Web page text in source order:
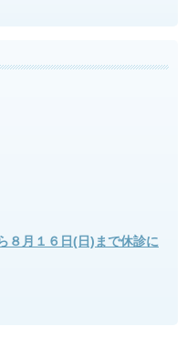
８月１６日(日)まで休診に